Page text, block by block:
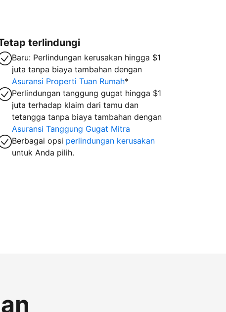
terlindungi
Baru: Perlindungan kerusakan hingga $1
juta tanpa biaya tambahan dengan
Asuransi Properti Tuan Rumah*
Perlindungan tanggung gugat hingga $1
juta terhadap klaim dari tamu dan
tetangga tanpa biaya tambahan dengan
Asuransi Tanggung Gugat Mitra
Berbagai opsi perlindungan kerusakan
untuk Anda pilih.